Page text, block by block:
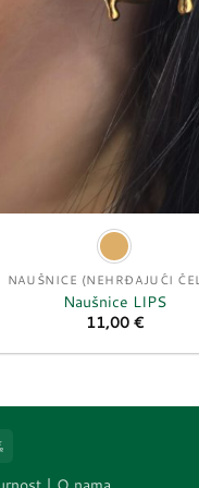
NAUŠNICE (NEHRĐAJUĆI
Naušnice LIPS
11,00€